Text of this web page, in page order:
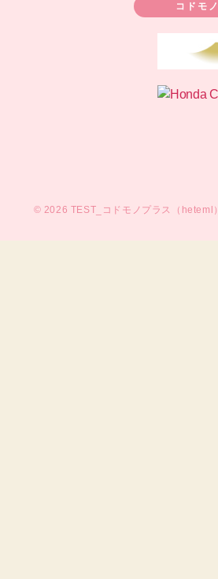
コドモ
© 2026 TEST_コドモノプラス（heteml）